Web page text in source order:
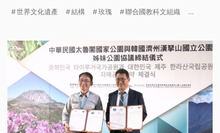
世界遺產的「玫瑰宮」建於16世紀，曾經是卡札爾王
藝術價值。宮裡的明鏡殿由無數細密的玻璃鏡面拼砌
而成，被譽為波斯工藝的巔峰之作。令人痛心的是，
它在戰爭一開始的幾天之內就遭到破壞，現在只剩下
滿室的破鏡，恐怕再難找回昔日的光彩。
世界文化遺產 結構 玫瑰 聯合國教科文組織 ...